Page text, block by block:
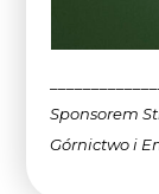
Sponsorem
Górnictwo i